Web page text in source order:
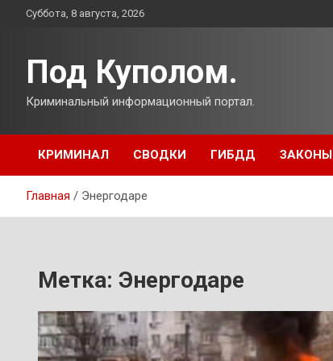
ПерейтиСуббота, 8 августа, 2026
Под Куполом.
Криминальный информационный портал.
КРИМИНАЛ СВОДКИ ГИБДД ЗАКОНЫ
Главная Энергодаре
Метка: Энергодаре